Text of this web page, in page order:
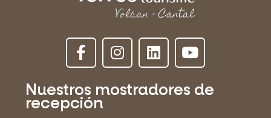
Nuestros mostradores de
recepción